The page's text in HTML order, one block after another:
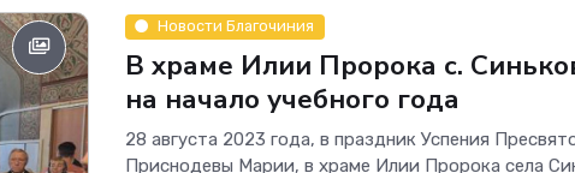
Новости Благочиния
В храме Илии Пророка с.
на начало учебного года
28 августа 2023 года, в праздник Успения
Приснодевы Марии, в храме Илии Пророка села